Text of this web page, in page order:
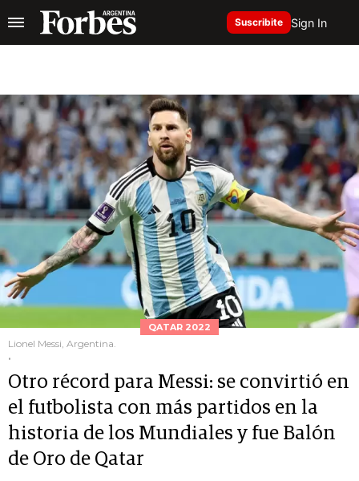
Suscribite Sign In
QATAR 2022
Lionel Messi, Argentina.
.
Otro récord para Messi: se convirtió en
el futbolista con más partidos en la
historia de los Mundiales y fue Balón
de Oro de Qatar